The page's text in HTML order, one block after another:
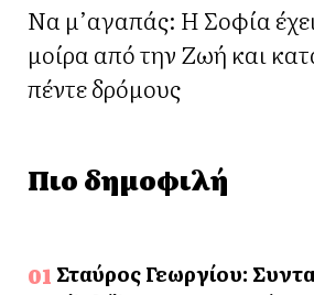
Να μ’αγαπάς: Η Σοφία
μοίρα από την Ζωή και
πέντε δρόμους
Πιο δημοφιλή
Σταύρος Γεωργίου: